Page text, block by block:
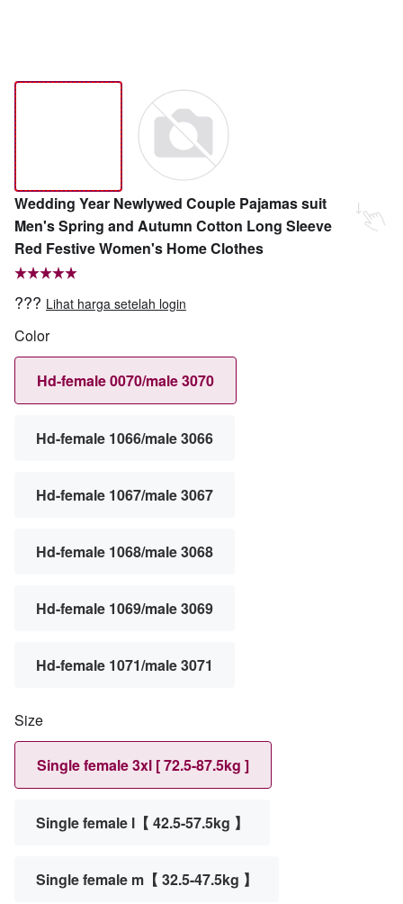
Wedding Year Newlywed Couple Pajamas suit
Men's Spring and Autumn Cotton Long Sleeve
Red Festive Women's Home Clothes
??? Lihat harga setelah login
Color
Hd-female 0070/male 3070
Hd-female 1066/male 3066
Hd-female 1067/male 3067
Hd-female 1068/male 3068
Hd-female 1069/male 3069
Hd-female 1071/male 3071
Size
Single female 3xl [ 72.5-87.5kg ]
Single female l【 42.5-57.5kg 】
Single female m【 32.5-47.5kg 】